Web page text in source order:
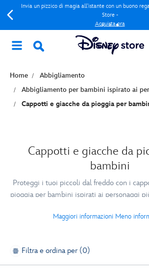
Invia un pizzico di magia all'istante con un buono
Store -
Acquista ora
Home
Abbigliamento
Abbigliamento per bambini ispirato ai
Cappotti e giacche da pioggia per
Cappotti e giacche da
bambini
Proteggi i tuoi piccoli dal freddo con i
pioggia per bambini ispirati ai personaggi
Maggiori informazioni Meno
Filtra e ordina per (0)